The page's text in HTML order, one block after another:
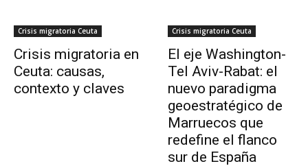
Crisis migratoria Ceuta
Crisis migratoria en
Ceuta: causas,
contexto y claves
Crisis migratoria Ceuta
El eje Washington-
Tel Aviv-Rabat: el
nuevo paradigma
geoestratégico de
Marruecos que
redefine el flanco
sur de España